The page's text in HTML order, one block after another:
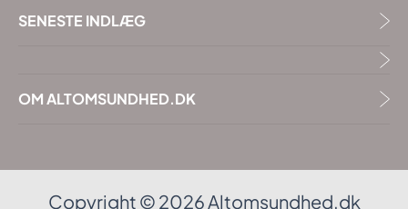
SENESTE INDLÆG
OM ALTOMSUNDHED.DK
Copyright © 2026 Altomsundhed.dk